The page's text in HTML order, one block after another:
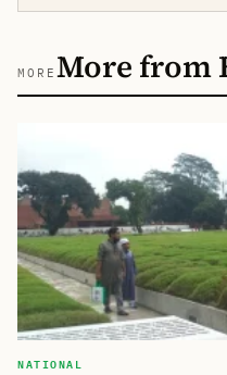
MORE More from
NATIONAL